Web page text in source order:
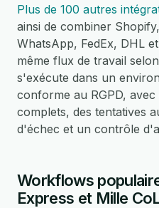
Plus de 100 autres
ainsi de combiner
WhatsApp, FedEx, DHL
même flux de travail
s'exécute dans un
conforme au RGPD,
complets, des tentatives
d'échec et un contrôle
Workflows
Express et Mille